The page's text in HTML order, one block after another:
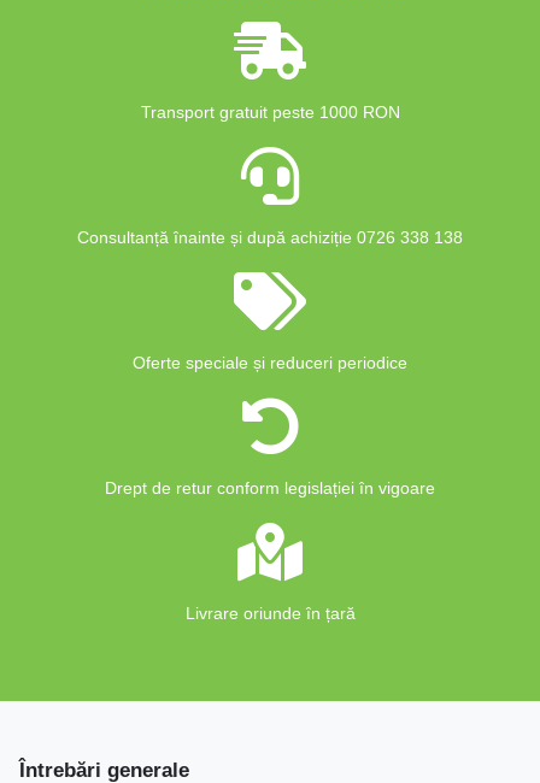
Transport gratuit peste 1000 RON
Consultanță înainte și după achiziție 0726 338 138
Oferte speciale și reduceri periodice
Drept de retur conform legislației în vigoare
Livrare oriunde în țară
Întrebări generale